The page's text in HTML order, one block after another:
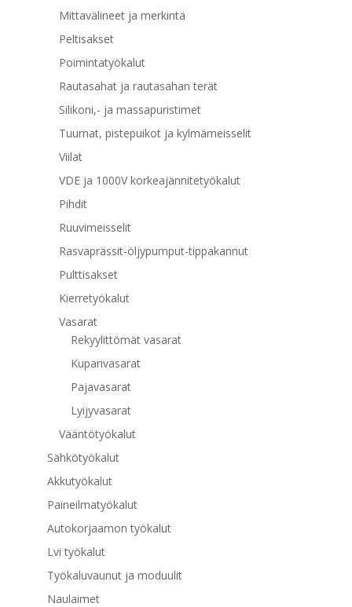
Mittavälineet ja merkintä
Peltisakset
Poimintatyökalut
Rautasahat ja rautasahan terät
Silikoni,- ja massapuristimet
Tuurnat, pistepuikot ja kylmämeisselit
Viilat
VDE ja 1000V korkeajännitetyökalut
Pihdit
Ruuvimeisselit
Rasvaprässit-öljypumput-tippakannut
Pulttisakset
Kierretyökalut
Vasarat
Rekyylittömät vasarat
Kuparivasarat
Pajavasarat
Lyijyvasarat
Vääntötyökalut
Sähkötyökalut
Akkutyökalut
Paineilmatyökalut
Autokorjaamon työkalut
Lvi työkalut
Työkaluvaunut ja moduulit
Naulaimet